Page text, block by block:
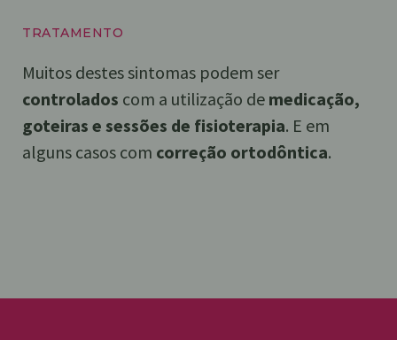
TRATAMENTO
Muitos destes sintomas podem ser
controlados com a utilização de medicação,
goteiras e sessões de fisioterapia. E em
alguns casos com correção ortodôntica.